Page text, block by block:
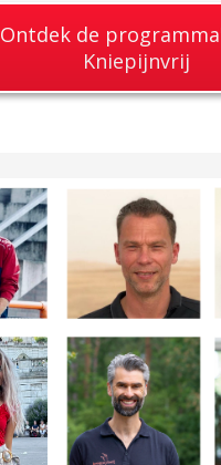
Ontdek de
Kniepijnvrij